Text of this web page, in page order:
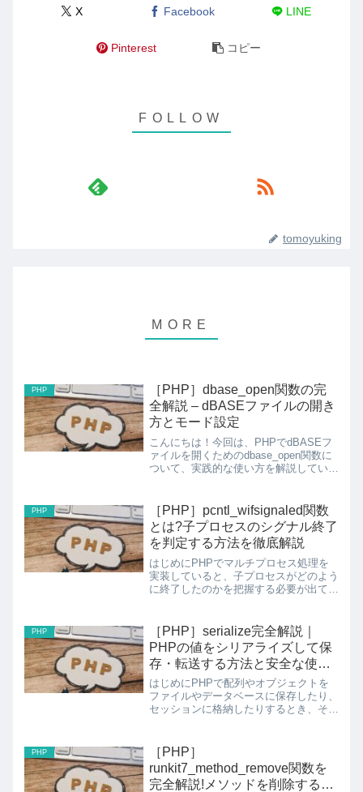
X Facebook LINE
Pinterest コピー
tomoyuking
PHP
［PHP］dbase_open関数の完
全解説 – dBASEファイルの開き
方とモード設定
こんにちは！今回は、PHPでdBASEフ
ァイルを開くためのdbase_open関数に
ついて、実践的な使い方を解説していき
ハンドリングベストプラクティス1.
db...
PHP
［PHP］pcntl_wifsignaled関数
とは?子プロセスのシグナル終了
を判定する方法を徹底解説
はじめにPHPでマルチプロセス処理を
実装していると、子プロセスがどのよう
に終了したのかを把握する必要が出てき
pcntl_wifsignaled関数について、実践的
な例を交え...
PHP
［PHP］serialize完全解説｜
PHPの値をシリアライズして保
存・転送する方法と安全な使い
方
はじめにPHPで配列やオブジェクトを
ファイルやデータベースに保存したり、
セッションに格納したりするとき、その
serialize() はPHPのあらゆる値（配...
PHP
［PHP］
runkit7_method_remove関数を
完全解説!メソッドを削除する方